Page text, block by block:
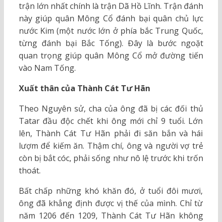
trận lớn nhất chính là trận Dã Hồ Lĩnh. Trận đánh
này giúp quân Mông Cổ đánh bại quân chủ lực
nước Kim (một nước lớn ở phía bắc Trung Quốc,
từng đánh bại Bắc Tống). Đây là bước ngoặt
quan trọng giúp quân Mông Cổ mở đường tiến
vào Nam Tống.
Xuất thân của Thành Cát Tư Hãn
Theo Nguyên sử, cha của ông đã bị các đối thủ
Tatar đầu độc chết khi ông mới chỉ 9 tuổi. Lớn
lên, Thành Cát Tư Hãn phải đi săn bắn và hái
lượm để kiếm ăn. Thậm chí, ông và người vợ trẻ
còn bị bắt cóc, phải sống như nô lệ trước khi trốn
thoát.
Bất chấp những khó khăn đó, ở tuổi đôi mươi,
ông đã khẳng định được vị thế của mình. Chỉ từ
năm 1206 đến 1209, Thành Cát Tư Hãn không